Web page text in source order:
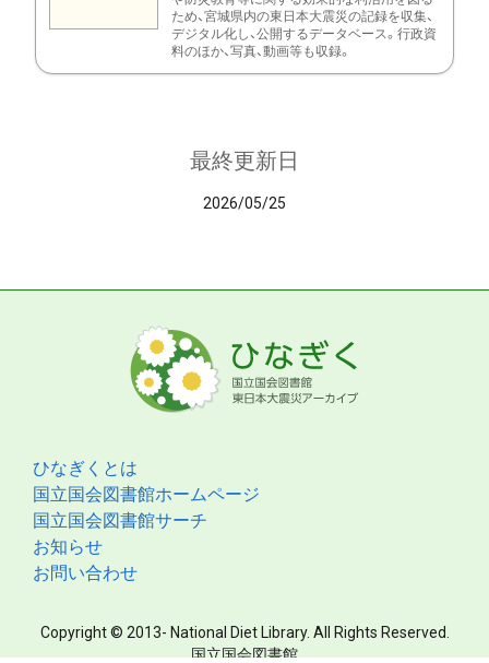
ため、宮城県内の東日本大震災の記録を収集、
デジタル化し、公開するデータベース。行政資
料のほか、写真、動画等も収録。
最終更新日
2026/05/25
ひなぎくとは
国立国会図書館ホームページ
国立国会図書館サーチ
お知らせ
お問い合わせ
Copyright © 2013- National Diet Library. All Rights Reserved.